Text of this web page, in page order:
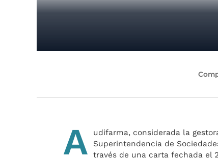
A
udifarma, considerada la
Superintendencia de
través de una carta fechada el